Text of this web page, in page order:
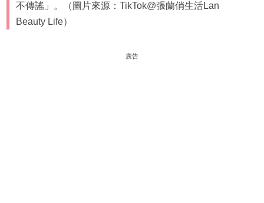
不傳謠」。（圖片來源：TikTok@張蘭俏生活Lan
Beauty Life）
廣告